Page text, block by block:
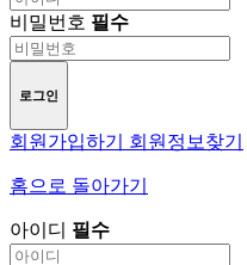
비밀번호 필수
로그인
회원가입하기 회원정보찾기
홈으로 돌아가기
아이디 필수